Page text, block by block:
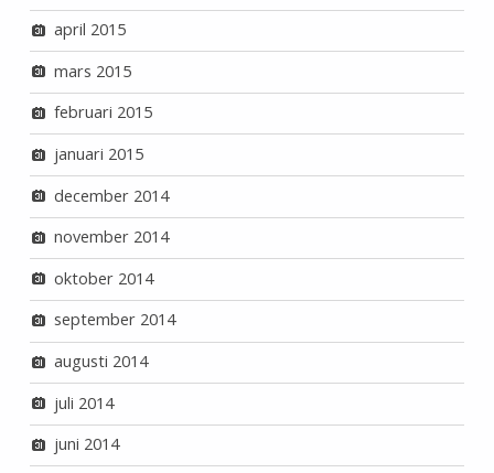
april 2015
mars 2015
februari 2015
januari 2015
december 2014
november 2014
oktober 2014
september 2014
augusti 2014
juli 2014
juni 2014